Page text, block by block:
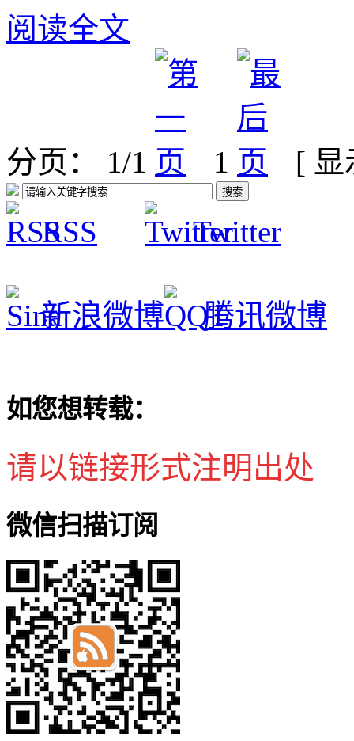
阅读全文
分页： 1/1 1 [
RSS Twitter
新浪微博 腾讯微博
如您想转载：
请以链接形式注明出处
微信扫描订阅